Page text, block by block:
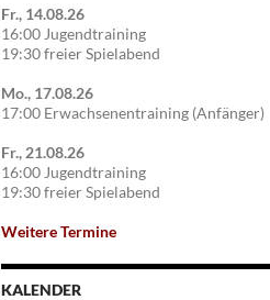
Fr., 14.08.26
16:00 Jugendtraining
19:30 freier Spielabend
Mo., 17.08.26
17:00 Erwachsenentraining (Anfänger)
Fr., 21.08.26
16:00 Jugendtraining
19:30 freier Spielabend
Weitere Termine
KALENDER